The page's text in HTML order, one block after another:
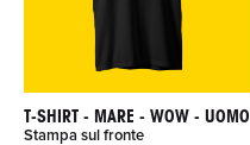
T-SHIRT - MARE - WOW - UOMO
Stampa sul fronte